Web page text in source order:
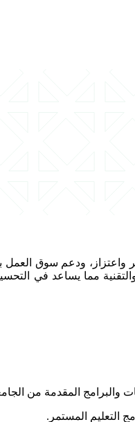
مما يساعد في
والبرامج المقدمة من
التعليم المستمر.